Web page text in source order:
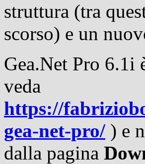
struttura (tra
scorso) e un
Gea.Net Pro 6.1i
veda
https://
gea-net-pro/ ) e
dalla pagina